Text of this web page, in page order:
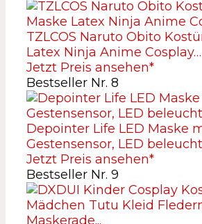
TZLCOS Naruto Obito
Latex Ninja Anime Cosplay…
Jetzt Preis ansehen*
Bestseller Nr. 8
Depointer Life LED Maske
Gestensensor, LED
Jetzt Preis ansehen*
Bestseller Nr. 9